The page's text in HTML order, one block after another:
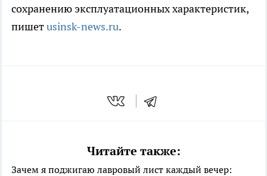
сохранению эксплуатационных характеристик,
пишетusinsk-news.ru.
Читайте также:
Зачем я поджигаю лавровый лист каждый вечер: